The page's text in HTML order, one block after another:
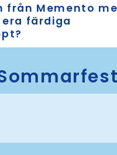
från Memento
färdiga